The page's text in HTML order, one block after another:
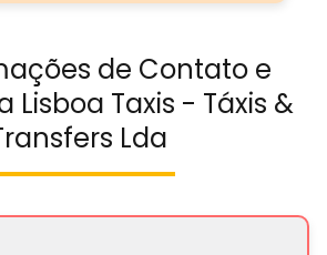
de Contato e
Lisboa Taxis - Táxis &
Lda